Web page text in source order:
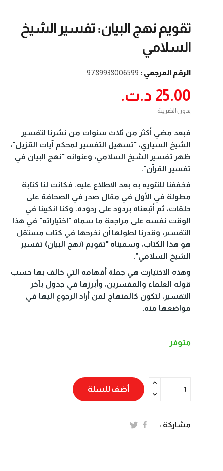
تقويم نهج البيان: تفسير الشيخ
السلامي
الرقم المرجعي : 9789938006599
25.00 د.ت.‏
بدون الضريبة
فبعد مضي أكثر من ثلاث سنوات من نشرنا لتفسير
الشيخ السياري، "تسهيل التفسير لمحكم آيات التنزيل"،
ظهر تفسير الشيخ السلامي، وعنوانه "نهج البيان في
تفسير القرآن".
فخففنا للتنويه به بعد الاطلاع عليه. فكانت لنا كتابة
مطولة في الأول في مقال صدر في الصحافة على
حلقات، ثم أتبعناه بردود على ردوده. وكنا انكيبنا في
الوقت نفسه على مراجعة ما سماه "اختياراته" في هذا
التفسير، وقدرنا لطولها أن نخرجها في كتاب مستقل
هو هذا الكتاب، وسميناه "تقويم (نهج البيان) تفسير
الشيخ السلامي".
وهذه الاختيارت هي جملة أفهامه التي خالف بها حسب
قوله العلماء والمفسرين، وأبرزها في جدول بآخر
التفسير، لتكون كالمنهاج لمن أراد الرجوع اليها في
مواضعها منه.
متوفر
أضف للسلة
مشاركة :